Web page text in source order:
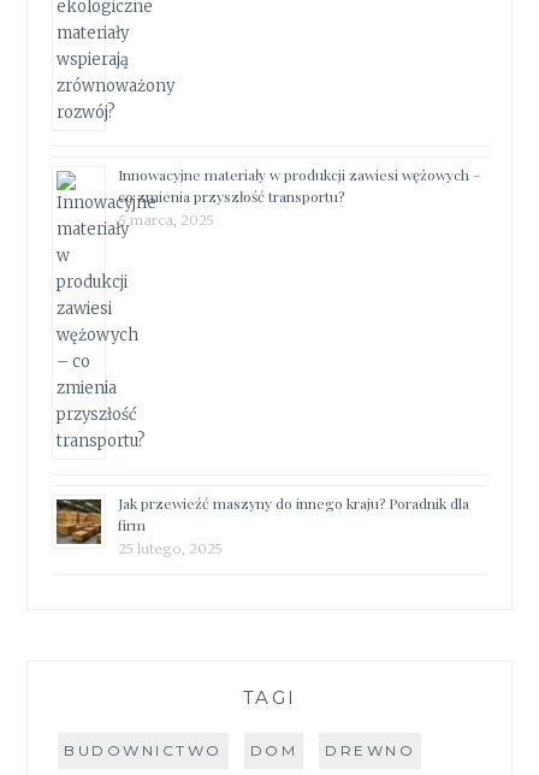
Innowacyjne materiały w produkcji zawiesi wężowych –
co zmienia przyszłość transportu?
5 marca, 2025
Jak przewieźć maszyny do innego kraju? Poradnik dla
firm
25 lutego, 2025
TAGI
BUDOWNICTWO DOM DREWNO